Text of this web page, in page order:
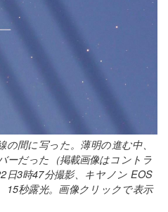
間に写った。薄明の進む中、
ーだった（掲載画像はコントラ
日3時47分撮影、キヤノン EOS
15秒露光。画像クリックで表示